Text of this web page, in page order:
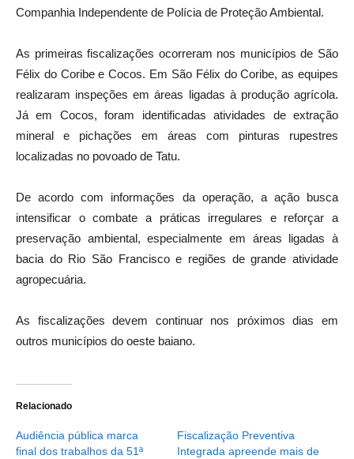
Companhia Independente de Polícia de Proteção Ambiental.
As primeiras fiscalizações ocorreram nos municípios de São
Félix do Coribe e Cocos. Em São Félix do Coribe, as equipes
realizaram inspeções em áreas ligadas à produção agrícola.
Já em Cocos, foram identificadas atividades de extração
mineral e pichações em áreas com pinturas rupestres
localizadas no povoado de Tatu.
De acordo com informações da operação, a ação busca
intensificar o combate a práticas irregulares e reforçar a
preservação ambiental, especialmente em áreas ligadas à
bacia do Rio São Francisco e regiões de grande atividade
agropecuária.
As fiscalizações devem continuar nos próximos dias em
outros municípios do oeste baiano.
Relacionado
Audiência pública marca
final dos trabalhos da 51ª
Fiscalização Preventiva
Integrada apreende mais de